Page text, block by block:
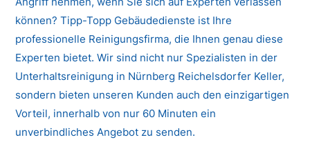
können? Tipp-Topp Gebäudedienste ist Ihre
professionelle Reinigungsfirma, die Ihnen genau diese
Experten bietet. Wir sind nicht nur Spezialisten in der
Unterhaltsreinigung in Nürnberg Reichelsdorfer Keller,
sondern bieten unseren Kunden auch den einzigartigen
Vorteil, innerhalb von nur 60 Minuten ein
unverbindliches Angebot zu senden.